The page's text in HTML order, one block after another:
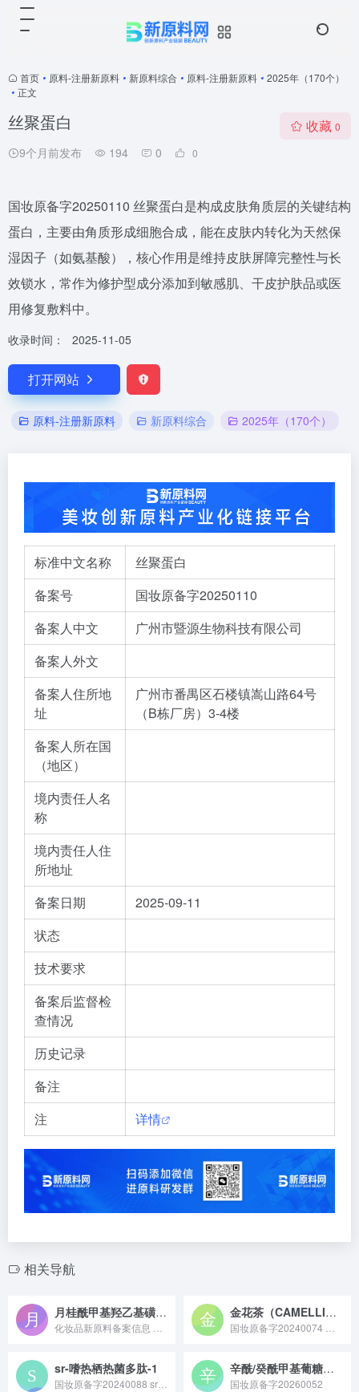
首页 • 原料-注册新原料 • 新原料综合 • 原料-注册新原料 • 2025年（170个）
• 正文
丝聚蛋白
9个月前发布 194 0 0
收藏 0
国妆原备字20250110 丝聚蛋白是构成皮肤角质层的关键结构
蛋白，主要由角质形成细胞合成，能在皮肤内转化为天然保
湿因子（如氨基酸），核心作用是维持皮肤屏障完整性与长
效锁水，常作为修护型成分添加到敏感肌、干皮护肤品或医
用修复敷料中。
收录时间： 2025-11-05
打开网站
原料-注册新原料 新原料综合 2025年（170个）
标准中文名称
丝聚蛋白
备案号
国妆原备字20250110
备案人中文
广州市暨源生物科技有限公司
备案人外文
备案人住所地
址
广州市番禺区石楼镇嵩山路64号
（B栋厂房）3-4楼
备案人所在国
（地区）
境内责任人名
称
境内责任人住
所地址
备案日期
2025-09-11
状态
技术要求
备案后监督检
查情况
历史记录
备注
注
详情
相关导航
月桂酰甲基羟乙基磺酸钠 金花茶（CAMELLIA CHRYSANTHA）叶提取物
sr-嗜热栖热菌多肽-1 辛酰/癸酰甲基葡糖酰胺
国妆原备字20260052